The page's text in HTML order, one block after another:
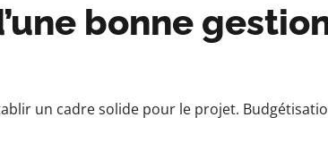
bonne
un cadre solide pour le projet.